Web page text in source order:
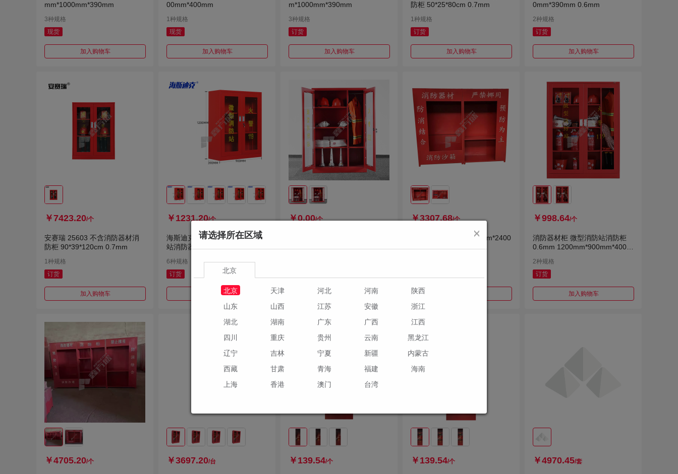
mm*1000mm*390mm
3种规格
现货
加入购物车
00mm*400mm
1种规格
现货
加入购物车
m*1000mm*390mm
3种规格
订货
加入购物车
防柜 50*25*80cm 0.7mm
1种规格
订货
加入购物车
0mm*390mm 0.6mm
2种规格
订货
加入购物车
￥7423.20/个
安赛瑞 25603 不含消防器材消
防柜 90*39*120cm 0.7mm
1种规格
订货
加入购物车
￥1231.20/个
海斯迪克 HKCX-266 微型消防
站消防器材工具柜 0.5mm 800*
6种规格
订货
加入购物车
￥0.00/个
加入购物车
￥3307.68/个
大地 消防组合柜 2000mm*2400
￥998.64/个
消防器材柜 微型消防站消防柜
0.6mm 1200mm*900mm*400m
2种规格
订货
加入购物车
￥4705.20/个 ￥3697.20/台 ￥139.54/个 ￥139.54/个 ￥4970.45/套
请选择所在区域
北京
北京
天津 河北 河南
陕西
山东
山西 江苏 安徽
浙江
湖北
湖南 广东 广西
江西
四川
重庆 贵州 云南
黑龙江
辽宁
吉林 宁夏 新疆
内蒙古
西藏
甘肃 青海 福建
海南
上海
香港 澳门 台湾